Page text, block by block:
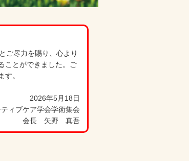
ご尽力を賜り、心より
ことができました。ご
。
2026年5月18日
ィブケア学会学術集会
会長 矢野 真吾